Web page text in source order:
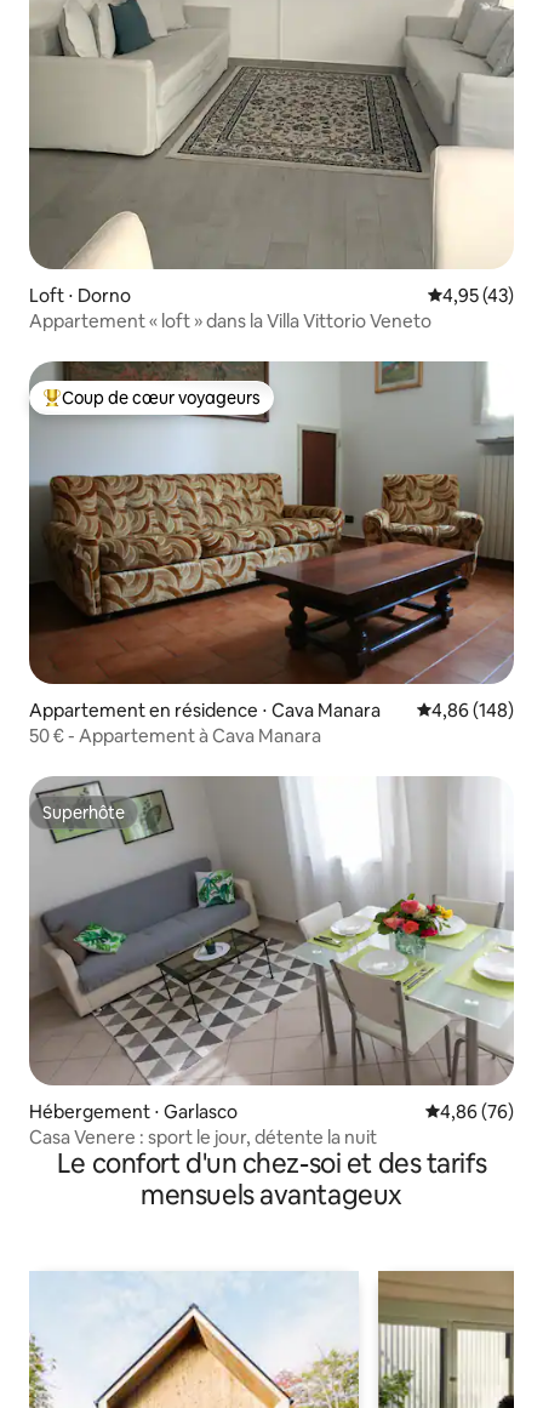
Loft ⋅ Dorno Évaluation
4,95 (43)
Appartement « loft » dans la Villa Vittorio Veneto
Coups de cœur voyageurs les plus appréciés
Coup de cœur voyageurs
Appartement en résidence ⋅ Cava Manara Évaluation
4,86 (148)
50 € - Appartement à Cava Manara
Superhôte
Superhôte
Hébergement ⋅ Garlasco Évaluation
4,86 (76)
Casa Venere : sport le jour, détente la nuit
Le confort d'un chez-soi et des tarifs
mensuels avantageux